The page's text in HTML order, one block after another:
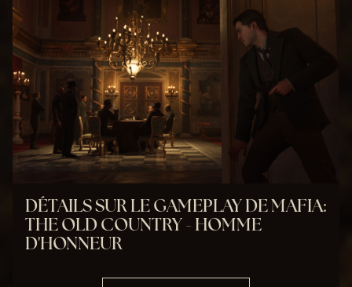
DÉTAILS SUR LE GAMEPLAY DE MAFIA:
THE OLD COUNTRY - HOMME
D'HONNEUR